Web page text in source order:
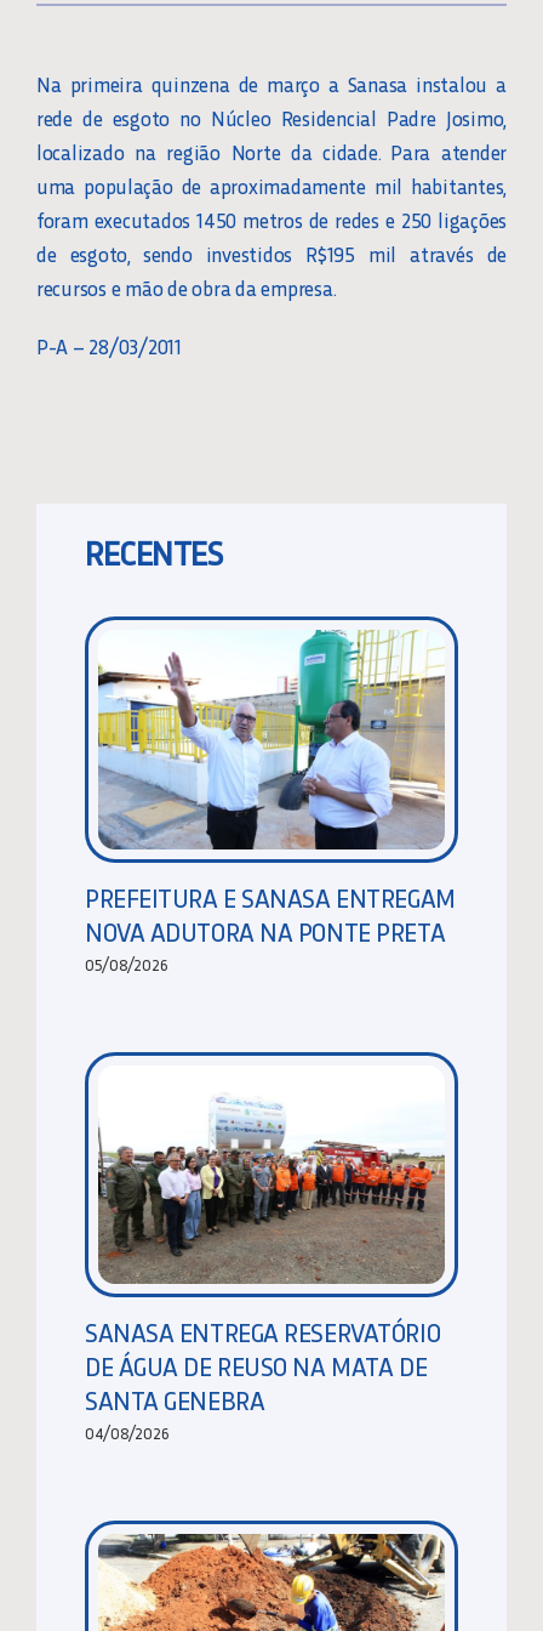
Na primeira quinzena de março a Sanasa instalou a
rede de esgoto no Núcleo Residencial Padre Josimo,
localizado na região Norte da cidade. Para atender
uma população de aproximadamente mil habitantes,
foram executados 1450 metros de redes e 250 ligações
de esgoto, sendo investidos R$195 mil através de
recursos e mão de obra da empresa.
P-A – 28/03/2011
RECENTES
PREFEITURA E SANASA ENTREGAM
NOVA ADUTORA NA PONTE PRETA
05/08/2026
SANASA ENTREGA RESERVATÓRIO
DE ÁGUA DE REUSO NA MATA DE
SANTA GENEBRA
04/08/2026